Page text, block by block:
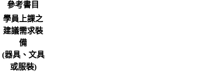
參考書目
學員上課之
建議需求裝
備
(器具、文具
或服裝)